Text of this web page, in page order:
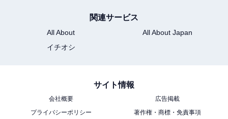
なのに似合いすぎてて新鮮感全くないの面白すぎる……
喋って1秒で惚れた」「本当にかっこ良すぎる。元々沼
る人なのにこのドラマの松下さん見たら皆沼るよ…」な
第1話ラストでは、児童の1人が「うわさで聞いたんだけ
関連サービス
All About
All About Japan
イチオシ
サイト情報
会社概要
広告掲載
プライバシーポリシー
著作権・商標・免責事項